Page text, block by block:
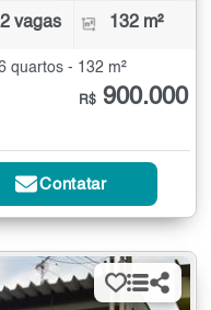
2 vagas 132 m²
quartos - 132 m²
R$ 900.000
Contatar